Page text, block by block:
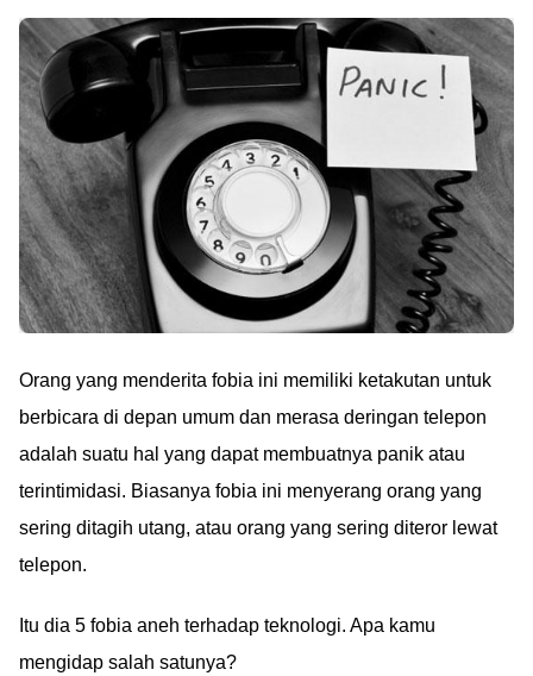
Orang yang menderita fobia ini memiliki ketakutan untuk
berbicara di depan umum dan merasa deringan telepon
adalah suatu hal yang dapat membuatnya panik atau
terintimidasi. Biasanya fobia ini menyerang orang yang
sering ditagih utang, atau orang yang sering diteror lewat
telepon.
Itu dia 5 fobia aneh terhadap teknologi. Apa kamu
mengidap salah satunya?